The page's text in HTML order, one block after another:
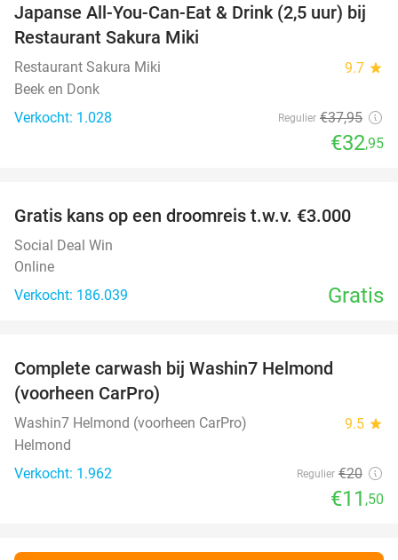
13%
Japanse All-You-Can-Eat & Drink (2,5 uur) bij
Restaurant Sakura Miki
Restaurant Sakura Miki 9.7 star
Beek en Donk
Verkocht: 1.028
Regulier €37,95
€32,95
Gratis kans op een droomreis t.w.v. €3.000
Social Deal Win
Online
Verkocht: 186.039
Gratis
Complete carwash bij Washin7 Helmond
(voorheen CarPro)
Washin7 Helmond (voorheen CarPro) 9.5 star
Helmond
Verkocht: 1.962
Regulier €20
€11 ,50